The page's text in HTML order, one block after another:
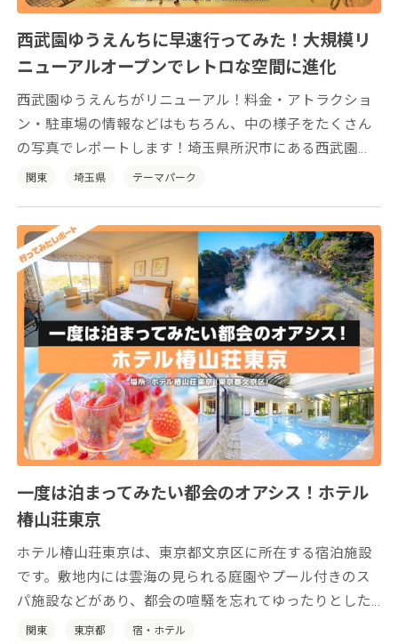
西武園ゆうえんちに早速行ってみた！大規模リ
ニューアルオープンでレトロな空間に進化
西武園ゆうえんちがリニューアル！料金・アトラクショ
ン・駐車場の情報などはもちろん、中の様子をたくさん
の写真でレポートします！埼玉県所沢市にある西武園ゆ
うえんちは、2021年5月にリニューアルオープンしまし
関東 埼玉県 テーマパーク
一度は泊まってみたい都会のオアシス！ホテル
椿山荘東京
ホテル椿山荘東京は、東京都文京区に所在する宿泊施設
です。敷地内には雲海の見られる庭園やプール付きのス
パ施設などがあり、都会の喧騒を忘れてゆったりとした
時間をお過ごしいただけます。
関東 東京都 宿・ホテル